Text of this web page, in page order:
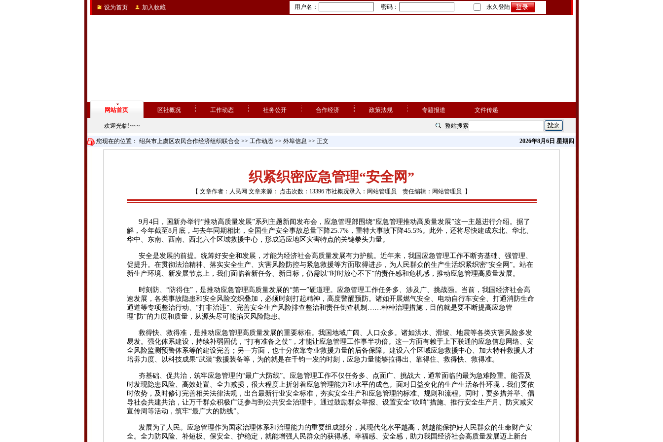
设为首页 加入收藏 用户名： 密码： 永久登陆
网站首页 区社概况 工作动态 社务公开 合作经济 政策法规 专题报道 文件传递
欢迎光临!~~~ 整站搜索
您现在的位置： 绍兴市上虞区农民合作经济组织联合会 >> 工作动态 >> 外埠信息 >> 正文 2026年8月6日 星期四
织紧织密应急管理“安全网”
【 文章作者：人民网 文章来源： 点击次数：13396 市社概况录入：网站管理员 责任编辑：网站管理员 】
9月4日，国新办举行“推动高质量发展”系列主题新闻发布会，应急管理部围绕“应急管理推动高质量发展”这一主题进行介绍。据了
解，今年截至8月底，与去年同期相比，全国生产安全事故总量下降25.7%，重特大事故下降45.5%。此外，还将尽快建成东北、华北、
华中、东南、西南、西北六个区域救援中心，形成适应地区灾害特点的关键拳头力量。
安全是发展的前提。统筹好安全和发展，才能为经济社会高质量发展有力护航。近年来，我国应急管理工作不断夯基础、强管理、
促提升。在贯彻法治精神、落实安全生产、灾害风险防控与紧急救援等方面取得进步，为人民群众的生产生活织紧织密“安全网”。站在
新生产环境、新发展节点上，我们面临着新任务、新目标，仍需以“时时放心不下”的责任感和危机感，推动应急管理高质量发展。
时刻防、“防得住”，是推动应急管理高质量发展的“第一”硬道理。应急管理工作任务多、涉及广、挑战强。当前，我国经济社会高
速发展，各类事故隐患和安全风险交织叠加，必须时刻打起精神，高度警醒预防。诸如开展燃气安全、电动自行车安全、打通消防生命
通道等专项整治行动、“打非治违”、完善安全生产风险排查整治和责任倒查机制……种种治理措施，目的就是要不断提高应急管
理“防”的力度和质量，从源头尽可能掐灭风险隐患。
救得快、救得准，是推动应急管理高质量发展的重要标准。我国地域广阔、人口众多。诸如洪水、滑坡、地震等各类灾害风险多发
易发。强化体系建设，持续补弱固优，“打有准备之仗”，才能让应急管理工作事半功倍。这一方面有赖于上下联通的应急信息网络、安
全风险监测预警体系等的建设完善；另一方面，也十分依靠专业救援力量的后备保障。建设六个区域应急救援中心、加大特种救援人才
培养力度、以科技成果“武装”救援装备等，为的就是在千钧一发的时刻，应急力量能够拉得出、靠得住、救得快、救得准。
夯基础、促共治，筑牢应急管理的“最广大防线”。应急管理工作不仅任务多、点面广、挑战大，通常面临的最为急难险重。能否及
时发现隐患风险、高效处置、全力减损，很大程度上折射着应急管理能力和水平的成色。面对日益变化的生产生活条件环境，我们要依
时依势，及时修订完善相关法律法规，出台最新行业安全标准，夯实安全生产和应急管理的标准、规则和流程。同时，要多措并举、倡
导社会共建共治，让万千群众积极广泛参与到公共安全治理中。通过鼓励群众举报、设置安全“吹哨”措施、推行安全生产月、防灾减灾
宣传周等活动，筑牢“最广大的防线”。
发展为了人民。应急管理作为国家治理体系和治理能力的重要组成部分，其现代化水平越高，就越能保护好人民群众的生命财产安
全。全力防风险、补短板、保安全、护稳定，就能增强人民群众的获得感、幸福感、安全感，助力我国经济社会高质量发展迈上新台